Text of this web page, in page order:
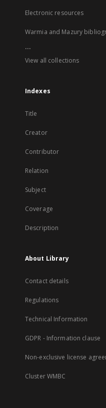
Electronic resources
Warmia and Mazury
...
View all collections
Indexes
Title
Creator
Contributor
Relation
Subject
Coverage
Description
About Library
Contact details
Regulations
Technical Information
GDPR - Information clause
Non-exclusive license
Cluster WMBC